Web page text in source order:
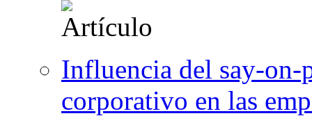
Influencia del say-on-
corporativo en las